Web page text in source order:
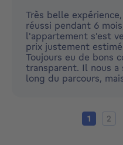
Très belle
réussi pendant 6
l'appartement s'est
prix justement
Toujours eu de bons
transparent. Il nous
long du parcours,
Page
1 Page
2